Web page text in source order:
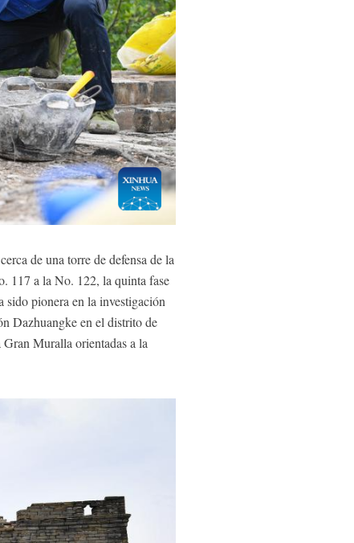
de una torre de defensa de la
117 a la No. 122, la quinta fase
sido pionera en la investigación
Dazhuangke en el distrito de
Muralla orientadas a la